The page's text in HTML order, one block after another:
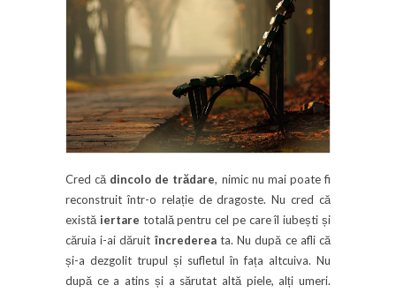
Cred că dincolo de trădare, nimic nu mai poate fi
reconstruit într-o relație de dragoste. Nu cred că
există iertare totală pentru cel pe care îl iubești și
căruia i-ai dăruit încredereata. Nu după ce afli că
și-a dezgolit trupul și sufletul în fața altcuiva. Nu
după ce a atins și a sărutat altă piele, alți umeri.